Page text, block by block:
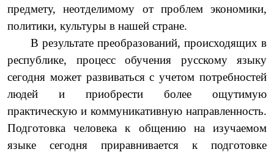
предмету, неотделимому от проблем экономики,
политики, культуры в нашей стране.
В результате преобразований, происходящих в
республике, процесс обучения русскому языку
сегодня может развиваться с учетом потребностей
людей и приобрести более ощутимую
практическую и коммуникативную направленность.
Подготовка человека к общению на изучаемом
языке сегодня приравнивается к подготовке